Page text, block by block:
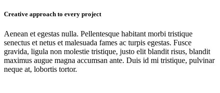
Creative approach to every project
Aenean et egestas nulla. Pellentesque habitant morbi tristique
senectus et netus et malesuada fames ac turpis egestas. Fusce
gravida, ligula non molestie tristique, justo elit blandit risus, blandit
maximus augue magna accumsan ante. Duis id mi tristique, pulvinar
neque at, lobortis tortor.